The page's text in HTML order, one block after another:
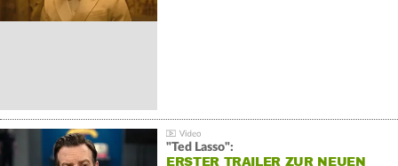
"Ted Lasso":
ERSTER TRAILER ZUR NEUEN